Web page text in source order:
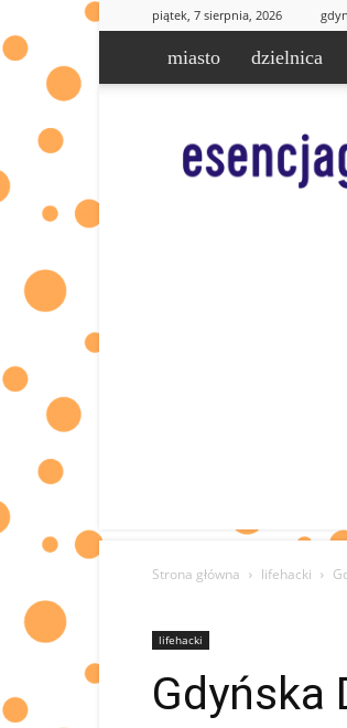
piątek, 7 sierpnia, 2026
miasto dzielnica
|
informacje
Strona główna lifehacki
lifehacki
Gdyńska